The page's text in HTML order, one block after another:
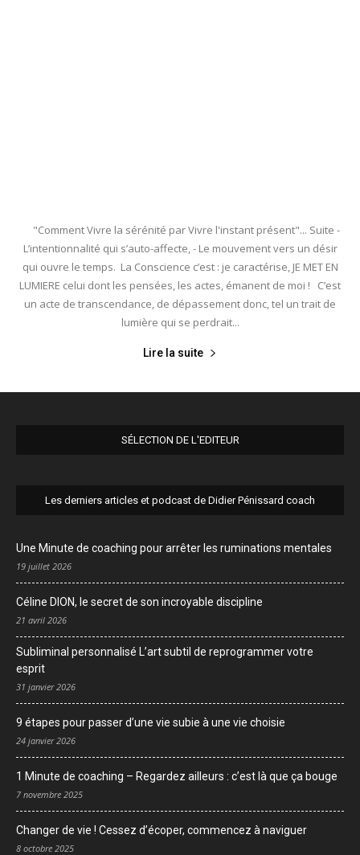
"Comment Vivre la sérénité par Vivre l'instant présent"... Suite -
L’intentionnalité qui s’auto-affecte, - Le mouvement vers un désir
qui ouvre le temps. La Conscience c’est : je caractérise, JE MET EN
LUMIERE celui dont les pensées, les actes, émanent de moi ! C’est
un acte de transcendance, de dépassement donc, tel un trait de
lumière qui se perdrait...
Lire la suite
SÉLECTION DE L'EDITEUR
Les derniers articles et podcast de Didier Pénissard coach
Une Minute de coaching pour arrêter les ruminations mentales
19 juillet 2026
Céline DION, le secret de son incroyable discipline
21 avril 2026
Subliminal personnalisé L’art subtil de reprogrammer votre
esprit
31 janvier 2026
9 étapes pour passer d’une vie subie à une vie choisie
24 janvier 2026
1 Minute de coaching – Regardez ailleurs : c’est là que ça bouge
7 novembre 2025
Changer de vie ! Cessez d’écoper, commencez à naviguer
8 octobre 2025